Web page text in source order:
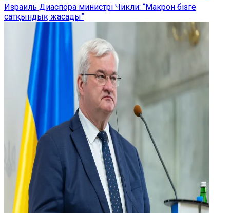
Израиль Диаспора министрі Чикли: “Макрон бізге
сатқындық жасады”